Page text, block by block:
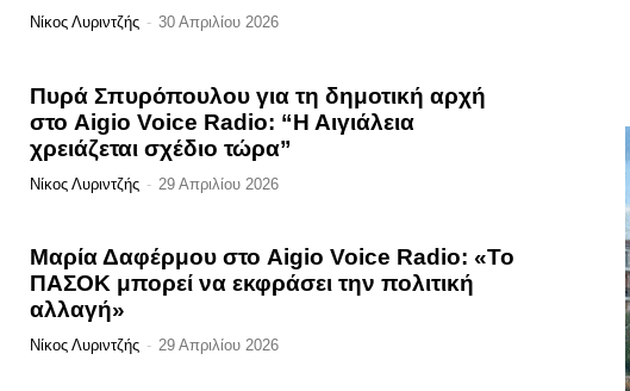
Νίκος Λυριντζής - 30 Απριλίου 2026
Πυρά Σπυρόπουλου για τη δημοτική αρχή
στο Aigio Voice Radio: “Η Αιγιάλεια
χρειάζεται σχέδιο τώρα”
Νίκος Λυριντζής - 29 Απριλίου 2026
Μαρία Δαφέρμου στο Aigio Voice Radio: «Το
ΠΑΣΟΚ μπορεί να εκφράσει την πολιτική
αλλαγή»
Νίκος Λυριντζής - 29 Απριλίου 2026